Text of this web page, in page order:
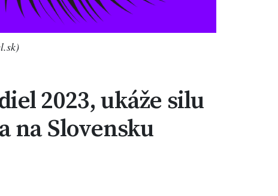
2023, ukáže silu
na Slovensku